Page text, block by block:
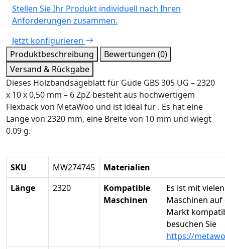
Stellen Sie Ihr Produkt individuell nach Ihren
Anforderungen zusammen.
Jetzt konfigurieren
Produktbeschreibung
Bewertungen (0)
Versand & Rückgabe
Dieses Holzbandsägeblatt für Güde GBS 305 UG – 2320
x 10 x 0,50 mm – 6 ZpZ besteht aus hochwertigem
Flexback von MetaWoo und ist ideal für . Es hat eine
Länge von 2320 mm, eine Breite von 10 mm und wiegt
0.09 g.
SKU MW274745
Materialien
Länge
2320
Kompatible
Maschinen
Es ist mit vielen
Maschinen auf
Markt
besuchen Sie
https://